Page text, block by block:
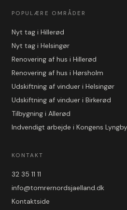
POPULÆRE OMRÅDER
Nyt tag i Hillerød
Nyt tag i Helsingør
Renovering af hus i Hillerød
Renovering af hus i Hørsholm
Udskiftning af vinduer i Helsingør
Udskiftning af vinduer i Birkerød
Tilbygning i Allerød
Indvendigt arbejde i Kongens Lyngby
KONTAKT
32 35 11 11
info@tomrernordsjaelland.dk
Kontaktside